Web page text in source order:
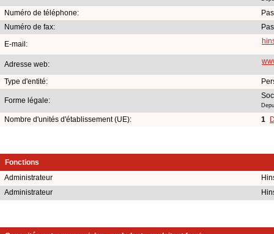
Numéro de téléphone:
Numéro de fax:
E-mail:
Adresse web:
Type d'entité:
Forme légale:
Nombre d'unités d'établissement (UE): 1
Fonctions
Administrateur
Administrateur